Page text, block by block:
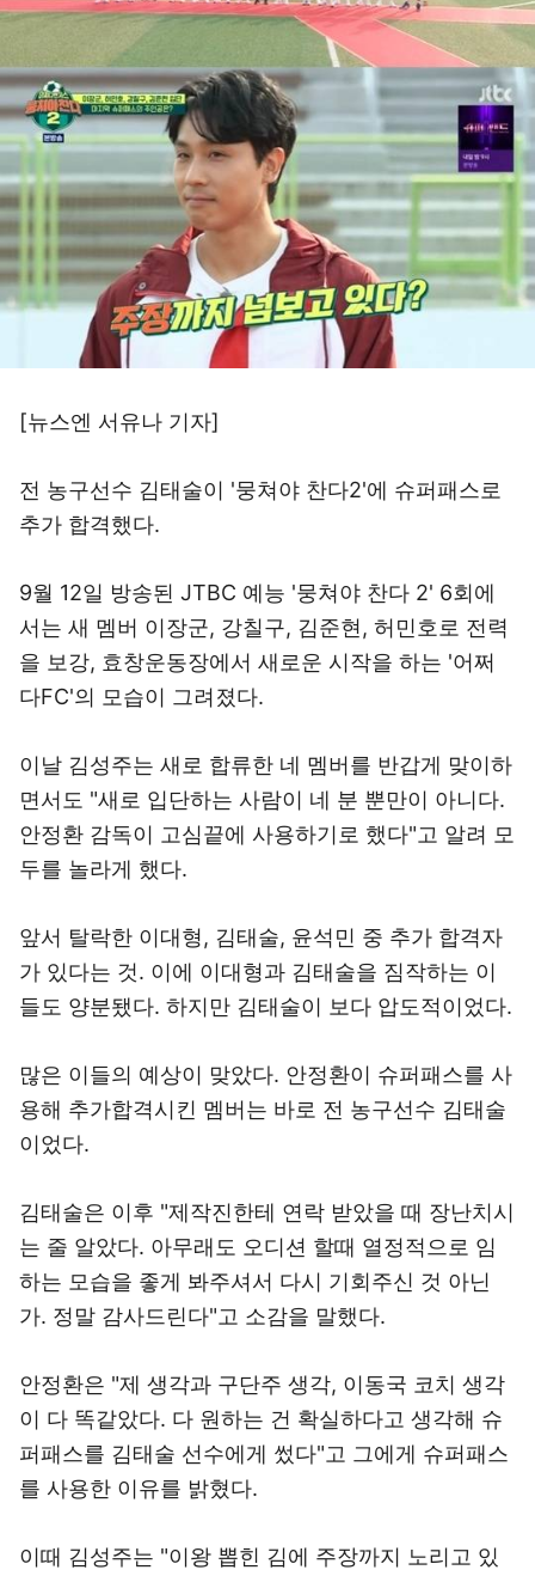
[뉴스엔 서유나 기자]
전 농구선수 김태술이 '뭉쳐야 찬다2'에 슈퍼패스로
추가 합격했다.
9월 12일 방송된 JTBC 예능 '뭉쳐야 찬다 2' 6회에
서는 새 멤버 이장군, 강칠구, 김준현, 허민호로 전력
을 보강, 효창운동장에서 새로운 시작을 하는 '어쩌
다FC'의 모습이 그려졌다.
이날 김성주는 새로 합류한 네 멤버를 반갑게 맞이하
면서도 "새로 입단하는 사람이 네 분 뿐만이 아니다.
안정환 감독이 고심끝에 사용하기로 했다"고 알려 모
두를 놀라게 했다.
앞서 탈락한 이대형, 김태술, 윤석민 중 추가 합격자
가 있다는 것. 이에 이대형과 김태술을 짐작하는 이
들도 양분됐다. 하지만 김태술이 보다 압도적이었다.
많은 이들의 예상이 맞았다. 안정환이 슈퍼패스를 사
용해 추가합격시킨 멤버는 바로 전 농구선수 김태술
이었다.
김태술은 이후 "제작진한테 연락 받았을 때 장난치시
는 줄 알았다. 아무래도 오디션 할때 열정적으로 임
하는 모습을 좋게 봐주셔서 다시 기회주신 것 아닌
가. 정말 감사드린다"고 소감을 말했다.
안정환은 "제 생각과 구단주 생각, 이동국 코치 생각
이 다 똑같았다. 다 원하는 건 확실하다고 생각해 슈
퍼패스를 김태술 선수에게 썼다"고 그에게 슈퍼패스
를 사용한 이유를 밝혔다.
이때 김성주는 "이왕 뽑힌 김에 주장까지 노리고 있